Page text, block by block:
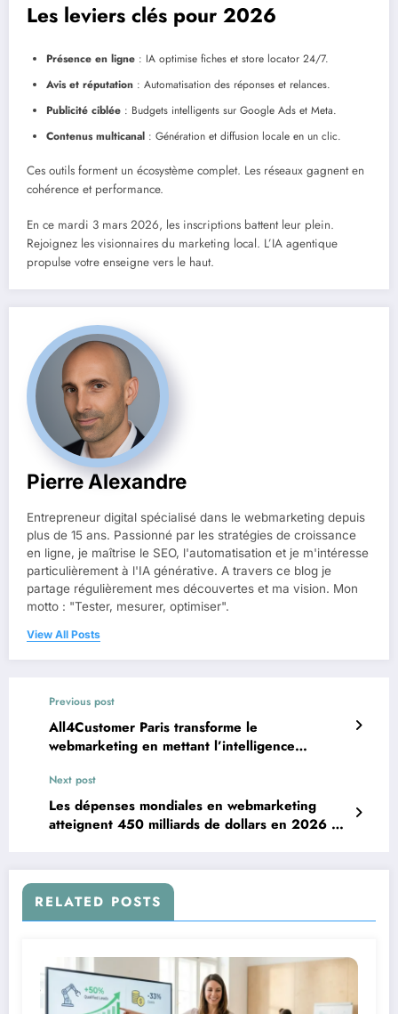
Les leviers clés pour 2026
Présence en ligne : IA optimise fiches et store locator 24/7.
Avis et réputation : Automatisation des réponses et relances.
Publicité ciblée : Budgets intelligents sur Google Ads et Meta.
Contenus multicanal : Génération et diffusion locale en un clic.
Ces outils forment un écosystème complet. Les réseaux gagnent en
cohérence et performance.
En ce mardi 3 mars 2026, les inscriptions battent leur plein.
Rejoignez les visionnaires du marketing local. L’IA agentique
propulse votre enseigne vers le haut.
Pierre Alexandre
Entrepreneur digital spécialisé dans le webmarketing depuis
plus de 15 ans. Passionné par les stratégies de croissance
en ligne, je maîtrise le SEO, l'automatisation et je m'intéresse
particulièrement à l'IA générative. A travers ce blog je
partage régulièrement mes découvertes et ma vision. Mon
motto : "Tester, mesurer, optimiser".
View All Posts
Previous post
All4Customer Paris transforme le
webmarketing en mettant l’intelligence
au 26 mars 2026
Next post
Les dépenses mondiales en webmarketing
atteignent 450 milliards de dollars en 2026 et
RELATED POSTS